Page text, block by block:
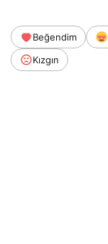
Beğendim
Kızgın